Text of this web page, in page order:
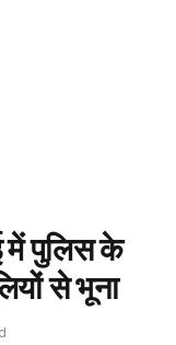
में पुलिस के
से भूना